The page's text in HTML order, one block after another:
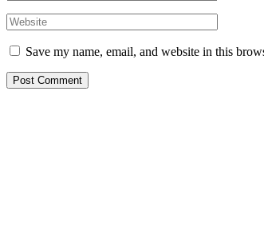
Save my name, email, and website in this